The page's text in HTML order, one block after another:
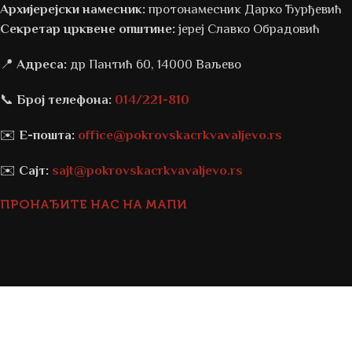
Архијерејски намесник:протонамесник Дарко Ђурђевић
Секретар црквене општине:јереј Славко Обрадовић
📍 Адреса: др Пантић 60, 14000 Ваљево
📞 Број телефона: 014/221-810
✉️ Е-пошта: office@pokrovskacrkvavaljevo.rs
✉️ Сајт: sajt@pokrovskacrkvavaljevo.rs
ПРОНАЂИТЕ НАС НА МАПИ